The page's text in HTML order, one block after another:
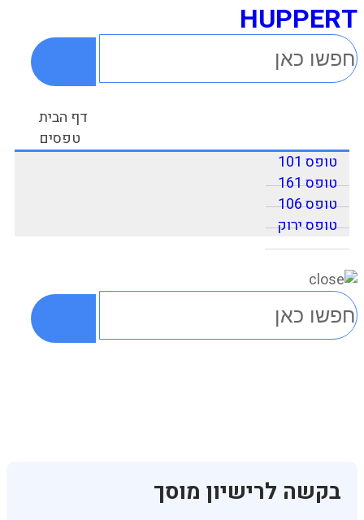
HUPPERT
דף הבית
טפסים
טופס 101
טופס 161
טופס 106
טופס ירוק
בקשה לרישיון מוסך